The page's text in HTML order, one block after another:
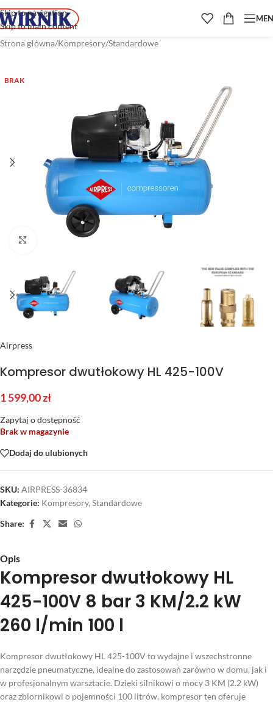
Skip to navigation
Skip to main content
Strona główna/Kompresory/Standardowe
BRAK
Kliknij aby powiększyć
Airpress
Kompresor dwutłokowy HL 425-100V
1 599,00zł
Zapytaj o dostępność
Brak w magazynie
Dodaj do ulubionych
SKU: AIRPRESS-36834
Kategorie: Kompresory, Standardowe
Share:
Opis
Kompresor dwutłokowy HL
425-100V 8 bar 3 KM/2.2 kW
260 l/min 100 l
Kompresor dwutłokowy HL 425-100V to wydajne i wszechstronne
narzędzie pneumatyczne, idealne do zastosowań zarówno w domu, jak i
w profesjonalnym warsztacie. Dzięki silnikowi o mocy 3 KM (2.2 kW)
oraz zbiornikowi o pojemności 100 litrów, kompresor ten oferuje